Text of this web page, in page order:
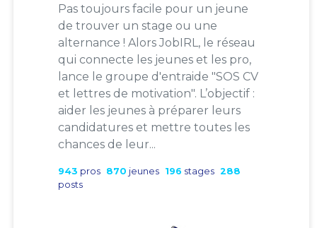
Pas toujours facile pour un jeune
de trouver un stage ou une
alternance ! Alors JobIRL, le réseau
qui connecte les jeunes et les pro,
lance le groupe d'entraide "SOS CV
et lettres de motivation". L’objectif :
aider les jeunes à préparer leurs
candidatures et mettre toutes les
chances de leur...
943 pros 870 jeunes 196 stages 288
posts